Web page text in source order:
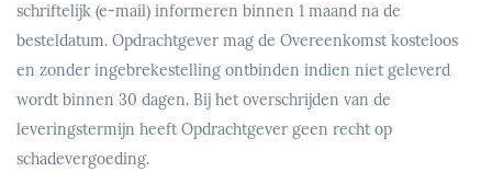
schriftelijk (e-mail) informeren binnen 1 maand na de
besteldatum. Opdrachtgever mag de Overeenkomst kosteloos
en zonder ingebrekestelling ontbinden indien niet geleverd
wordt binnen 30 dagen. Bij het overschrijden van de
leveringstermijn heeft Opdrachtgever geen recht op
schadevergoeding.